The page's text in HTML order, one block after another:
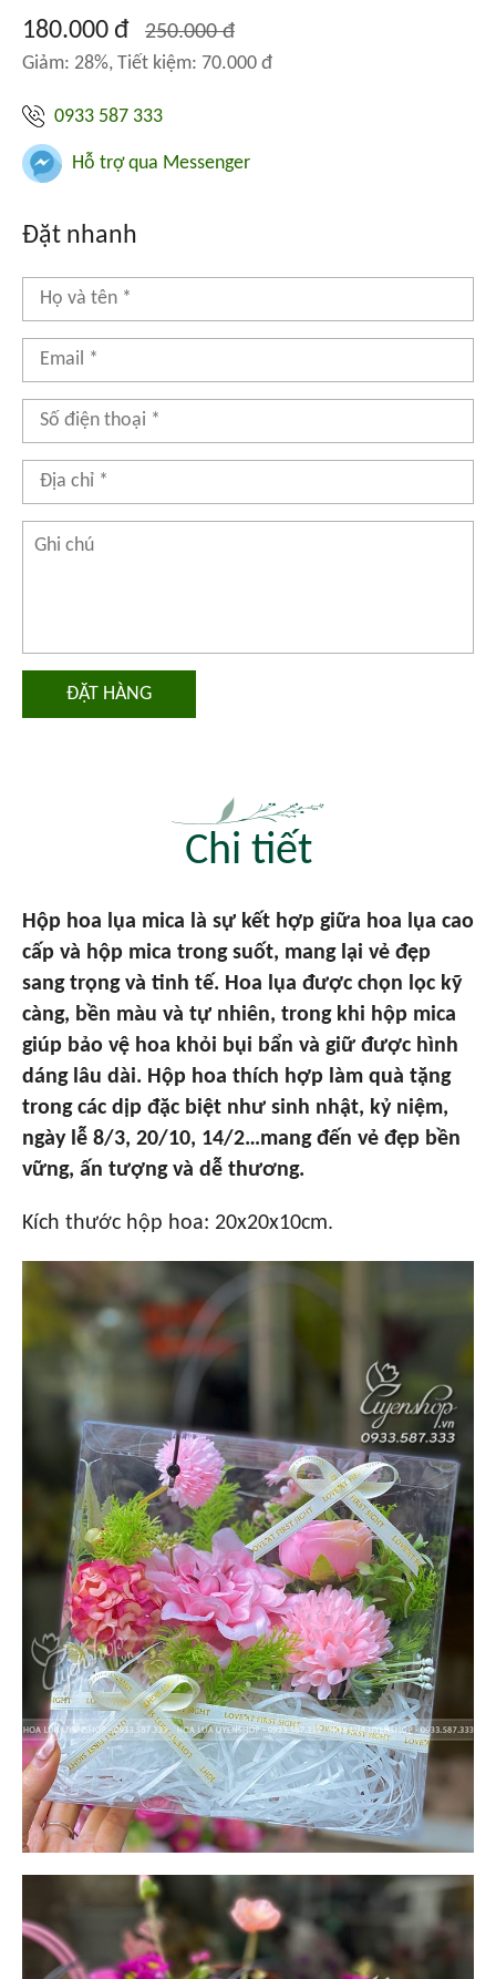
180.000 đ 250.000 đ
Giảm: 28%, Tiết kiệm: 70.000 đ
0933 587 333
Hỗ trợ qua Messenger
Đặt nhanh
ĐẶT HÀNG
Chi tiết
Hộp hoa lụa mica là sự kết hợp giữa hoa lụa cao
cấp và hộp mica trong suốt, mang lại vẻ đẹp
sang trọng và tinh tế. Hoa lụa được chọn lọc kỹ
càng, bền màu và tự nhiên, trong khi hộp mica
giúp bảo vệ hoa khỏi bụi bẩn và giữ được hình
dáng lâu dài. Hộp hoa thích hợp làm quà tặng
trong các dịp đặc biệt như sinh nhật, kỷ niệm,
ngày lễ 8/3, 20/10, 14/2…mang đến vẻ đẹp bền
vững, ấn tượng và dễ thương.
Kích thước hộp hoa: 20x20x10cm.